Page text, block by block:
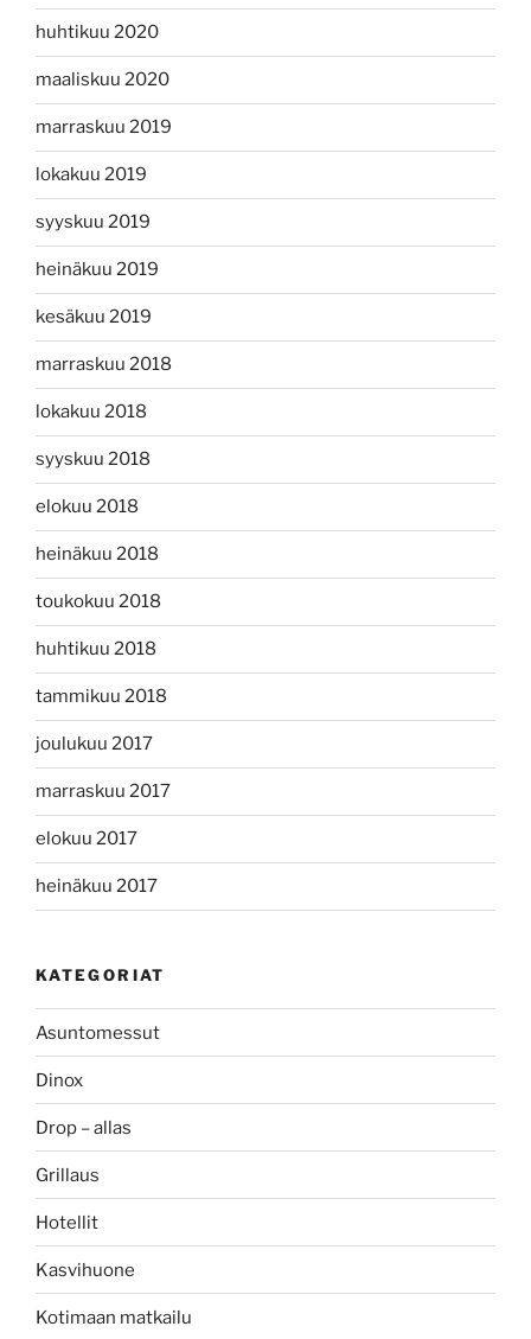
huhtikuu 2020
maaliskuu 2020
marraskuu 2019
lokakuu 2019
syyskuu 2019
heinäkuu 2019
kesäkuu 2019
marraskuu 2018
lokakuu 2018
syyskuu 2018
elokuu 2018
heinäkuu 2018
toukokuu 2018
huhtikuu 2018
tammikuu 2018
joulukuu 2017
marraskuu 2017
elokuu 2017
heinäkuu 2017
KATEGORIAT
Asuntomessut
Dinox
Drop – allas
Grillaus
Hotellit
Kasvihuone
Kotimaan matkailu